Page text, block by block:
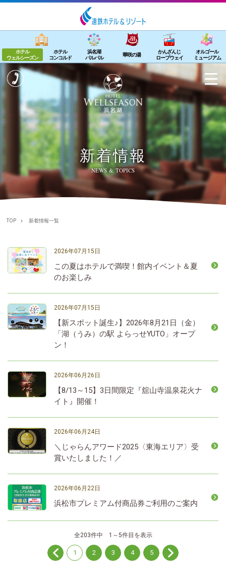
ホテル
ウェルシーズン
ホテル
コンコルド
浜名湖
パルパル
華咲の湯
かんざんじ
ロープウェイ
オルゴール
ミュージアム
新着情報
NEWS & TOPICS
TOP 新着情報一覧
2026年07月15日
この夏はホテルで満喫！館内イベント＆夏
のお楽しみ
2026年07月15日
【新スポット誕生♪】2026年8月21日（金）
「湖（うみ）の駅 よらっせYUTO」オープ
ン！
2026年06月26日
【8/13～15】3日間限定『舘山寺温泉花火ナ
イト』開催！
2026年06月24日
＼じゃらんアワード2025〈東海エリア〉受
賞いたしました！／
2026年06月22日
浜松市プレミアム付商品券ご利用のご案内
全203件中 1～5件目を表示
1 2 3 4 5